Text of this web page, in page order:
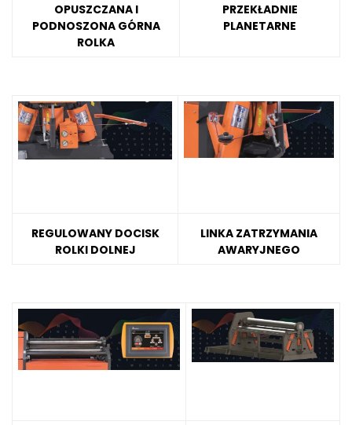
OPUSZCZANA I
PODNOSZONA GÓRNA
ROLKA
PRZEKŁADNIE
PLANETARNE
REGULOWANY DOCISK
ROLKI DOLNEJ
LINKA ZATRZYMANIA
AWARYJNEGO